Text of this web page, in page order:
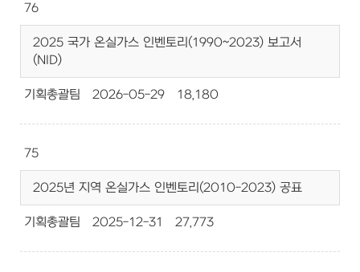
76
2025 국가 온실가스 인벤토리(1990~2023) 보고서
(NID)
기획총괄팀 2026-05-29 18,180
75
2025년 지역 온실가스 인벤토리(2010-2023) 공표
기획총괄팀 2025-12-31 27,773